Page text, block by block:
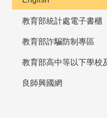
教育部統計處電子書櫃
教育部詐騙防制專區
良師興國網